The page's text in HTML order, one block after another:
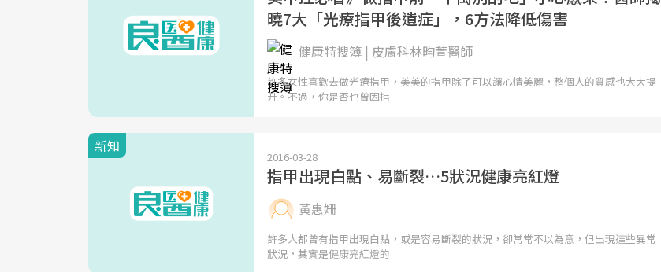
曉7大「光療指甲後遺症」，6方法降低傷害
健康特搜簿 | 皮膚科林昀萱醫師
許多女性喜歡去做光療指甲，美美的指甲除了可以讓心情美麗，整個人的質感也大大提
升。不過，你是否也曾因指
新知
2016-03-28
指甲出現白點、易斷裂…5狀況健康亮紅燈
黃惠姍
許多人都曾有指甲出現白點，或是容易斷裂的狀況，卻常常不以為意，但出現這些異常
狀況，其實是健康亮紅燈的